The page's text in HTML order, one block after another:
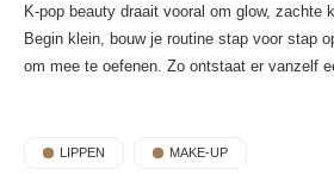
K-pop beauty draait vooral om glow, zachte
Begin klein, bouw je routine stap voor stap
om mee te oefenen. Zo ontstaat er vanzelf
LIPPEN MAKE-UP